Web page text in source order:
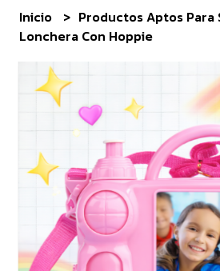
Inicio
Productos Aptos Para
Lonchera Con Hoppie